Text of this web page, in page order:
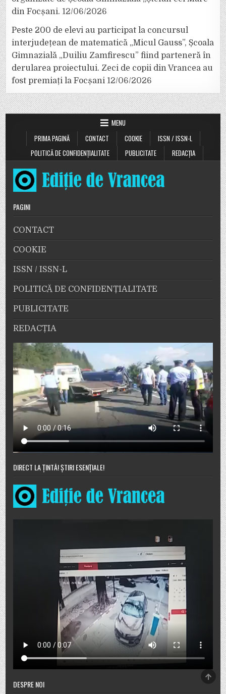
din Focșani. 12/06/2026
Peste 200 de elevi au participat la concursul
interjudețean de matematică „Micul Gauss”, Școala
Gimnazială „Duiliu Zamfirescu” fiind parteneră în
derularea proiectului. Zeci de copii din Vrancea au
fost premiați la Focșani 12/06/2026
MENU
PRIMA PAGINĂ
CONTACT COOKIE
ISSN / ISSN-L
POLITICĂ DE CONFIDENȚIALITATE
PUBLICITATE REDACȚIA
PAGINI
CONTACT
COOKIE
ISSN / ISSN-L
POLITICĂ DE CONFIDENȚIALITATE
PUBLICITATE
REDACȚIA
DIRECT LA ȚINTĂ! ȘTIRI ESENȚIALE!
DESPRE NOI
TOP